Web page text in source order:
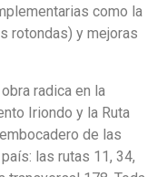
como la
rotondas) y mejoras
radica en la
Iriondo y la Ruta
de las
las rutas 11, 34,